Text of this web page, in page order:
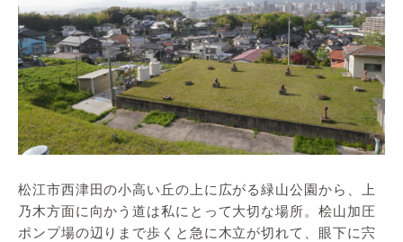
松江市西津田の小高い丘の上に広がる緑山公園から、上
乃木方面に向かう道は私にとって大切な場所。桧山加圧
ポンプ場の辺りまで歩くと急に木立が切れて、眼下に宍